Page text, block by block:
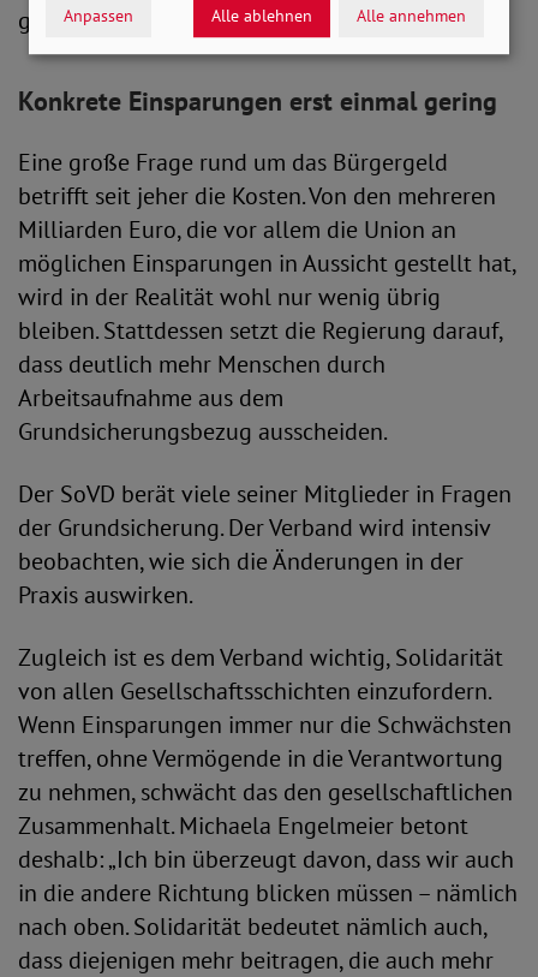
genommen.
Konkrete Einsparungen erst einmal gering
Eine große Frage rund um das Bürgergeld
betrifft seit jeher die Kosten. Von den mehreren
Milliarden Euro, die vor allem die Union an
möglichen Einsparungen in Aussicht gestellt hat,
wird in der Realität wohl nur wenig übrig
bleiben. Stattdessen setzt die Regierung darauf,
dass deutlich mehr Menschen durch
Arbeitsaufnahme aus dem
Grundsicherungsbezug ausscheiden.
Der SoVD berät viele seiner Mitglieder in Fragen
der Grundsicherung. Der Verband wird intensiv
beobachten, wie sich die Änderungen in der
Praxis auswirken.
Zugleich ist es dem Verband wichtig, Solidarität
von allen Gesellschaftsschichten einzufordern.
Wenn Einsparungen immer nur die Schwächsten
treffen, ohne Vermögende in die Verantwortung
zu nehmen, schwächt das den gesellschaftlichen
Zusammenhalt. Michaela Engelmeier betont
deshalb: „Ich bin überzeugt davon, dass wir auch
in die andere Richtung blicken müssen – nämlich
nach oben. Solidarität bedeutet nämlich auch,
dass diejenigen mehr beitragen, die auch mehr
Anpassen Alle ablehnen Alle annehmen